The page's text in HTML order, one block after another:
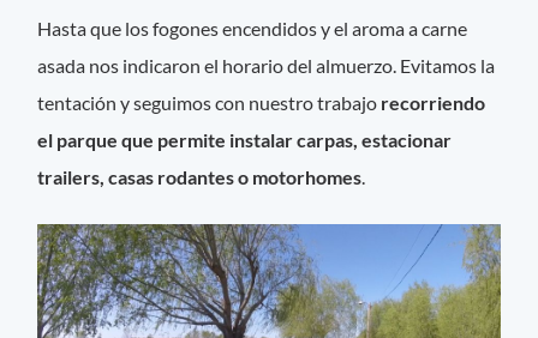
Hasta que los fogones encendidos y el aroma a carne
asada nos indicaron el horario del almuerzo. Evitamos la
tentación y seguimos con nuestro trabajo recorriendo
el parque que permite instalar carpas, estacionar
trailers, casas rodantes o motorhomes.